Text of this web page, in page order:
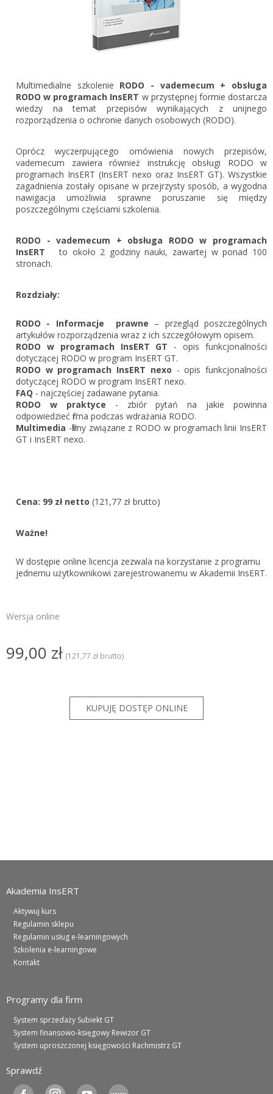
Gestor nexo PRO krok po kroku
KSeF w Subiekcie GT
KSeF w Subiekcie nexo/nexo PRO
KSeF w Rachmistrzu i Rewizorze GT
Portal Dokumentów z obsługą KSeF dla firm
Portal Dokumentów z obsługą KSeF dla biur
rachunkowych
Logowanie do Akademi InsERT
Hasło
Zapomniałem hasła
Nie masz konta
Multimedialne szkolenie RODO - vademecum + obsługa
RODO w programach InsERT w przystępnej formie dostarcza
wiedzy na temat przepisów wynikających z unijnego
rozporządzenia o ochronie danych osobowych (RODO).
Oprócz wyczerpującego omówienia nowych przepisów,
vademecum zawiera również instrukcję obsługi RODO w
programach InsERT (InsERT nexo oraz InsERT GT). Wszystkie
zagadnienia zostały opisane w przejrzysty sposób, a wygodna
nawigacja umożliwia sprawne poruszanie się między
poszczególnymi częściami szkolenia.
RODO - vademecum + obsługa RODO w programach
InsERT
to około 2 godziny nauki, zawartej w ponad 100
stronach.
Rozdziały:
RODO - Informacje prawne – przegląd poszczególnych
artykułów rozporządzenia wraz z ich szczegółowym opisem .
RODO w programach InsERT GT - opis funkcjonalności
dotyczącej RODO w program InsERT GT.
RODO w programach InsERT nexo - opis funkcjonalności
dotyczącej RODO w program InsERT nexo.
FAQ - najczęściej zadawane pytania.
RODO w praktyce - zbiór pytań na jakie powinna
odpowiedzieć firma podczas wdrażania RODO .
Multimedia -filmy związane z RODO w programach linii InsERT
GT i InsERT nexo.
Cena: 99 zł netto (121,77 zł brutto)
Ważne!
W dostępie online licencja zezwala na korzystanie z programu
jednemu użytkownikowi zarejestrowanemu w Akademii InsERT.
Wersja online
99,00 zł (121,77 zł brutto)
Akademia InsERT
Aktywuj kurs
Regulamin sklepu
Regulamin usług e-learningowych
Szkolenia e-learningowe
Kontakt
Programy dla firm
System sprzedaży Subiekt GT
System finansowo-księgowy Rewizor GT
System uproszczonej księgowości Rachmistrz GT
Sprawdź